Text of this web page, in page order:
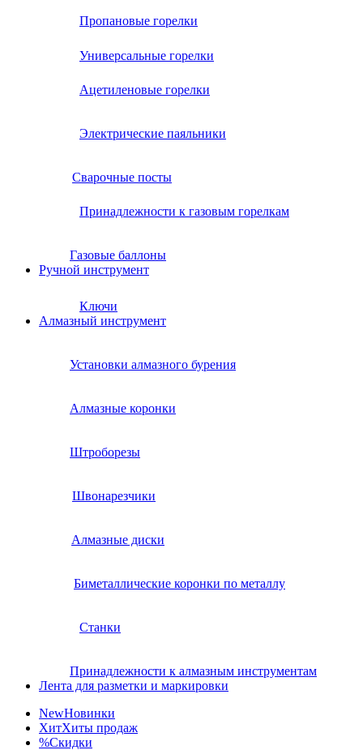
Пропановые горелки
Универсальные горелки
Ацетиленовые горелки
Электрические паяльники
Сварочные посты
Принадлежности к газовым горелкам
Газовые баллоны
Ручной инструмент
Ключи
Алмазный инструмент
Установки алмазного бурения
Алмазные коронки
Штроборезы
Швонарезчики
Алмазные диски
Биметаллические коронки по металлу
Станки
Принадлежности к алмазным инструментам
Лента для разметки и маркировки
NewНовинки
ХитХиты продаж
%Скидки